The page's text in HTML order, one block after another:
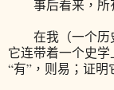
事后看来，所
在我（一个历
它连带着一个史
“有”，则易；证明